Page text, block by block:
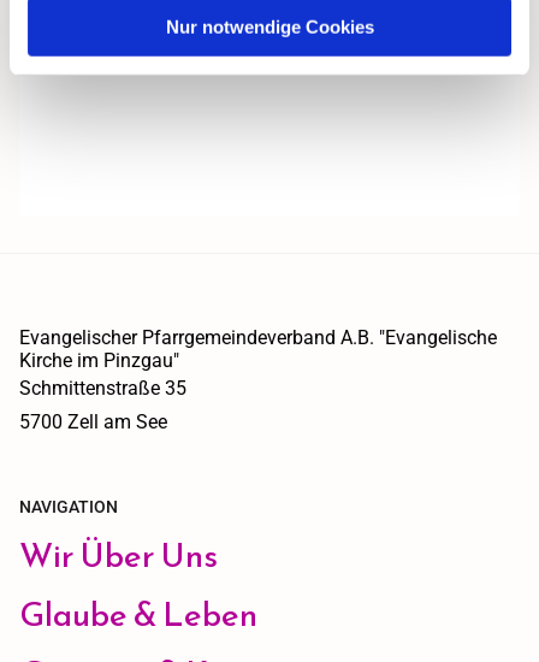
Nur notwendige Cookies
Evangelischer Pfarrgemeindeverband A.B. "Evangelische
Kirche im Pinzgau"
Schmittenstraße 35
5700 Zell am See
NAVIGATION
Wir Über Uns
Glaube & Leben